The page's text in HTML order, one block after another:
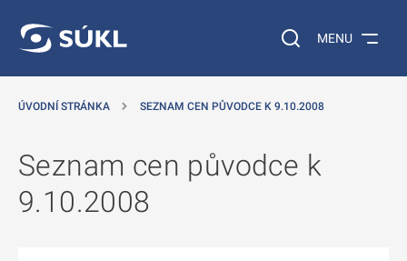
Vyhledávání na
MENU
ÚVODNÍ STRÁNKA SEZNAM CEN PŮVODCE K 9.10.2008
Seznam cen původce k
9.10.2008